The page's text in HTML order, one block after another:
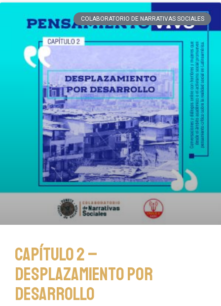
COLABORATORIO DE NARRATIVAS SOCIALES
Capítulo 2 –
Desplazamiento por
desarrollo